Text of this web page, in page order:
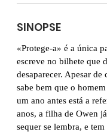
SINOPSE
«Protege-a» é a única
escreve no bilhete que
desaparecer. Apesar de
sabe bem que o
um ano antes está a
anos, a filha de Owen
sequer se lembra, e